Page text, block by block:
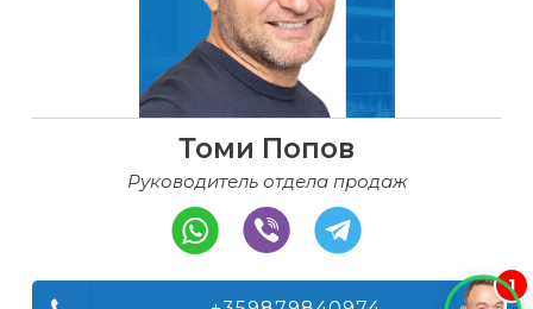
Томи Попов
Руководитель отдела продаж
1